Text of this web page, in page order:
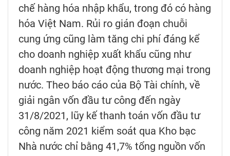
chế hàng hóa nhập khẩu, trong đó có hàng
hóa Việt Nam. Rủi ro gián đoạn chuỗi
cung ứng cũng làm tăng chi phí đáng kể
cho doanh nghiệp xuất khẩu cũng như
doanh nghiệp hoạt động thương mại trong
nước. Theo báo cáo của Bộ Tài chính, về
giải ngân vốn đầu tư công đến ngày
31/8/2021, lũy kế thanh toán vốn đầu tư
công năm 2021 kiểm soát qua Kho bạc
Nhà nước chỉ bằng 41,7% tổng nguồn vốn